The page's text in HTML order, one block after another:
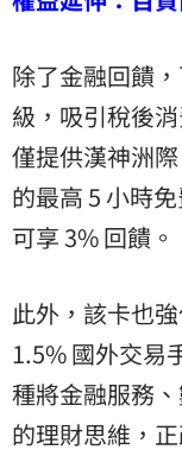
除了金融回饋
級，吸引稅後
僅提供漢神洲
的最高 5 小時
可享 3% 回饋。
此外，該卡也
1.5% 國外交易
種將金融服務
的理財思維，